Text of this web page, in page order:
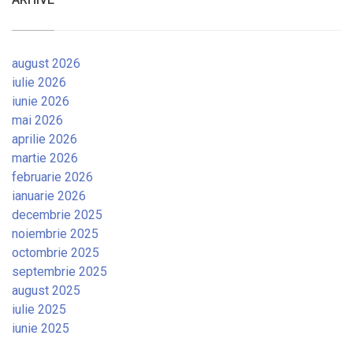
august 2026
iulie 2026
iunie 2026
mai 2026
aprilie 2026
martie 2026
februarie 2026
ianuarie 2026
decembrie 2025
noiembrie 2025
octombrie 2025
septembrie 2025
august 2025
iulie 2025
iunie 2025